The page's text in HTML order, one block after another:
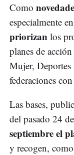
Como
especialmente
priorizan los
planes de
Mujer,
federaciones
Las bases,
del pasado 24
septiembre el
y recogen,